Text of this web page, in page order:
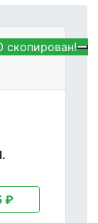
₽
скопирован!